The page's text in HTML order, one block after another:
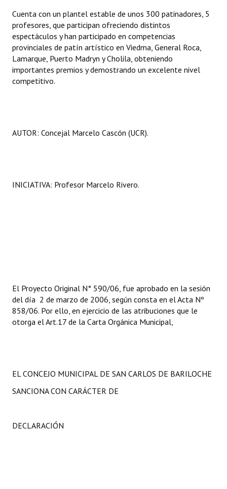
Huéspedes de Honor - Registro
Antiguos Pobladores - Registro
Reconocimientos - Registro
Bariloche, Municipio intercultural
Cuenta con un plantel estable de unos 300 patinadores, 5
profesores, que participan ofreciendo distintos
espectáculos y han participado en competencias
provinciales de patín artístico en Viedma, General Roca,
Lamarque, Puerto Madryn y Cholila, obteniendo
importantes premios y demostrando un excelente nivel
competitivo.
AUTOR: Concejal Marcelo Cascón (UCR).
INICIATIVA: Profesor Marcelo Rivero.
El Proyecto Original N° 590/06, fue aprobado en la sesión
del día 2 de marzo de 2006, según consta en el Acta Nº
858/06. Por ello, en ejercicio de las atribuciones que le
otorga el Art.17 de la Carta Orgánica Municipal,
EL CONCEJO MUNICIPAL DE SAN CARLOS DE BARILOCHE
SANCIONA CON CARÁCTER DE
DECLARACIÓN